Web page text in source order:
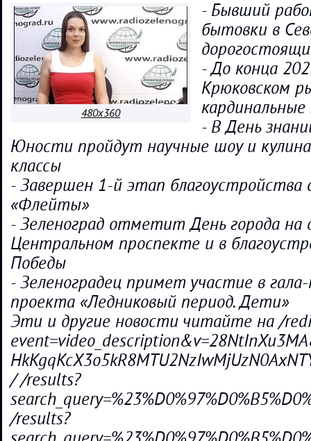
480x360
- Бывший
бытовки в
- До конца
Крюковском
- В День
Юности пройдут научные шоу и
классы
- Завершен 1-й этап благоустройства
«Флейты»
- Зеленоград отметит День города на
Центральном проспекте и в
Победы
- Зеленоградец примет участие в
проекта «Ледниковый период. Дети»
Эти и другие новости читайте на /
/ /results?
/results?